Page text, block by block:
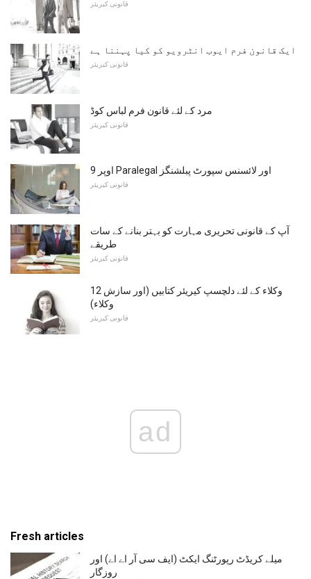
قانونی کیریئر
ایک قانون فرم ایوب انٹرویو کو کیا پہننا ہے
قانونی کیریئر
مرد کے لئے قانون فرم لباس کوڈ
قانونی کیریئر
اوپر 9 Paralegal اور لائسنس سپورٹ پبلشنگز
قانونی کیریئر
آپ کے قانونی تحریری مہارت کو بہتر بنانے کے سات
طریقے
قانونی کیریئر
12 وکلاء کے لئے دلچسپ کیریئر کتابیں (اور سازش
وکلاء)
قانونی کیریئر
ad
Fresh articles
میلے کریڈٹ رپورٹنگ ایکٹ (ایف سی آر اے اے) اور
روزگار